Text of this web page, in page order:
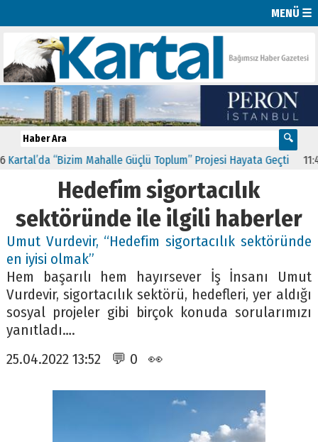
MENÜ ☰
“Bizim Mahalle Güçlü Toplum” Projesi Hayata Geçti 11:41
Hedefim sigortacılık
sektöründe ile ilgili haberler
Umut Vurdevir, “Hedefim sigortacılık sektöründe
en iyisi olmak”
Hem başarılı hem hayırsever İş İnsanı Umut
Vurdevir, sigortacılık sektörü, hedefleri, yer aldığı
sosyal projeler gibi birçok konuda sorularımızı
yanıtladı….
25.04.2022 13:52 💬 0 👀